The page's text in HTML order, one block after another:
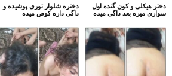
دختره شلوار توری پوشیده و
داگی داره کوص میده
دختر هیکلی و کون گنده اول
سواری میره بعد داگی میده